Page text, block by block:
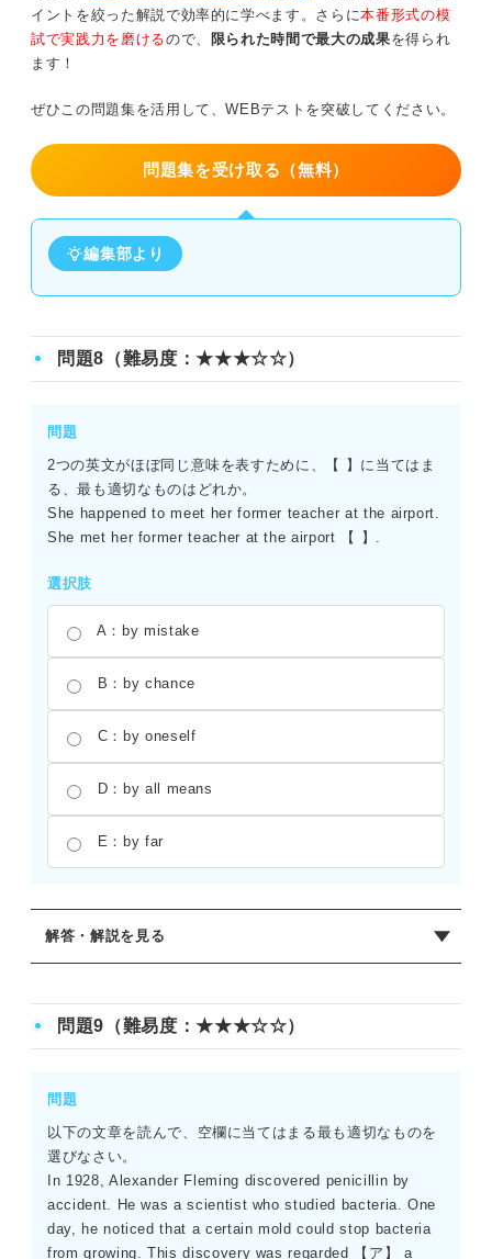
イントを絞った解説で効率的に学べます。さらに本番形式の模
試で実践力を磨けるので、 限られた時間で最大の成果を得られ
ます！
ぜひこの問題集を活用して、WEBテストを突破してください。
問題集を受け取る（無料）
編集部より
問題8（難易度：★★★☆☆）
問題
2つの英文がほぼ同じ意味を表すために、【 】に当てはま
る、最も適切なものはどれか。
She happened to meet her former teacher at the airport.
She met her former teacher at the airport 【 】.
選択肢
A：by mistake
B：by chance
C：by oneself
D：by all means
E：by far
解答・解説を見る
「happen to ――」は「たまたま――する」という偶然の
出来事を表す。これと同じ意味を副詞句で表す場合、「偶
意味になる。Aは「間違えて」、Dは「ぜひとも」、Eは
「はるかに」という意味であり、文脈に合わない。
問題9（難易度：★★★☆☆）
問題
以下の文章を読んで、空欄に当てはまる最も適切なものを
選びなさい。
In 1928, Alexander Fleming discovered penicillin by
accident. He was a scientist who studied bacteria. One
day, he noticed that a certain mold could stop bacteria
from growing. This discovery was regarded 【ア】 a